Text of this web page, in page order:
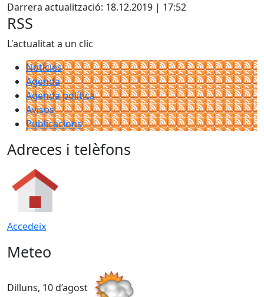
Darrera actualització: 18.12.2019 | 17:52
RSS
L'actualitat a un clic
Notícies
Agenda
Agenda política
Avisos
Publicacions
Adreces i telèfons
Accedeix
Meteo
Dilluns, 10 d’agost